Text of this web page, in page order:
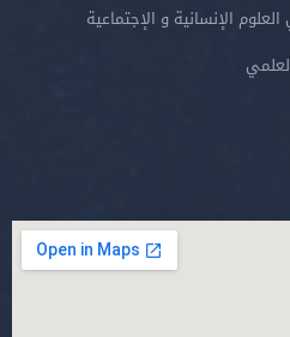
الإنسانية و الإجتماعية